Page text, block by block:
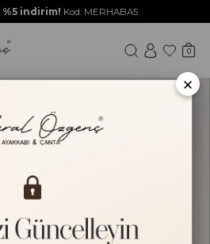
%5 indirim! Kod: MERHABA5
0
×